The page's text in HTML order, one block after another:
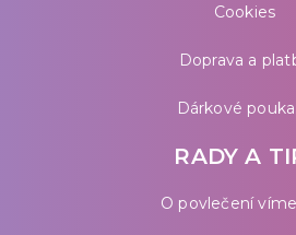
Cookies
Doprava a
Dárkové
RADY A
O povlečení